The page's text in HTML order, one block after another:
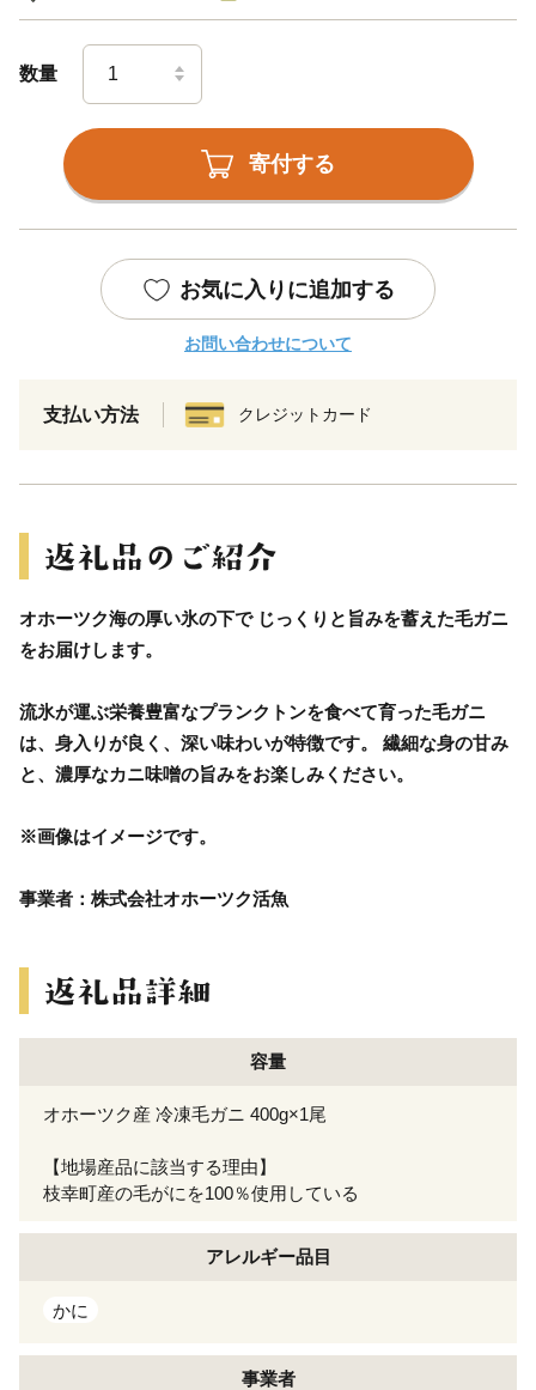
数量
寄付する
お気に入りに追加する
お問い合わせについて
支払い方法 クレジットカード
オホーツク海の厚い氷の下で じっくりと旨みを蓄えた毛ガニ
をお届けします。
流氷が運ぶ栄養豊富なプランクトンを食べて育った毛ガニ
は、身入りが良く、深い味わいが特徴です。 繊細な身の甘み
と、濃厚なカニ味噌の旨みをお楽しみください。
※画像はイメージです。
事業者：株式会社オホーツク活魚
容量
オホーツク産 冷凍毛ガニ 400g×1尾
【地場産品に該当する理由】
枝幸町産の毛がにを100％使用している
アレルギー品目
かに
事業者